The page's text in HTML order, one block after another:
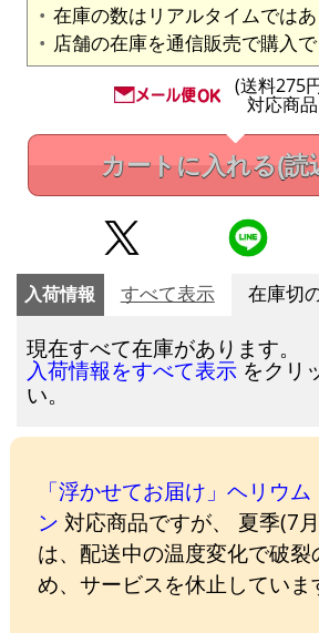
在庫の数はリアルタイムではあ
店舗の在庫を通信販売で購入で
(送料275
対応商品
カートに入れる(読
入荷情報 すべて表示 在庫切
現在すべて在庫があります。
入荷情報をすべて表示 をクリ
い。
「浮かせてお届け」ヘリウ
ン 対応商品ですが、 夏季(7
は、配送中の温度変化で破裂
め、サービスを休止していま